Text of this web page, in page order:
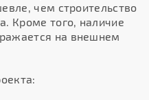
чем строительство
Кроме того, наличие
на внешнем